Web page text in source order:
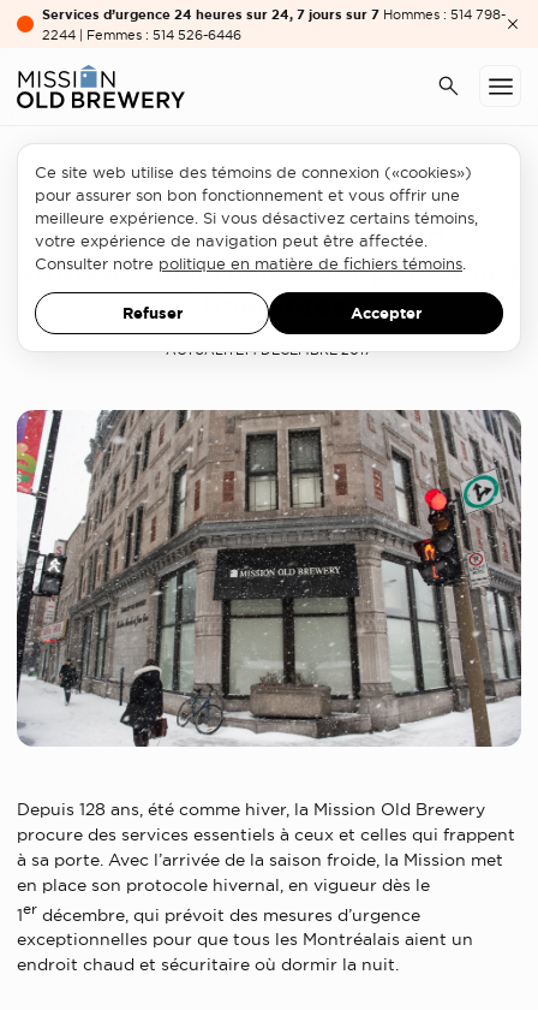
Services d’urgence 24 heures sur 24, 7 jours sur 7 Hommes : 514 798-
2244 | Femmes : 514 526-6446
Urgence
Se mettre à l’abri du froid :
stratégie hivernale pour personnes
itinérantes
ACTUALITÉ14 DÉCEMBRE 2017
Depuis 128 ans, été comme hiver, la Mission Old Brewery
procure des services essentiels à ceux et celles qui frappent
à sa porte. Avec l’arrivée de la saison froide, la Mission met
en place son protocole hivernal, en vigueur dès le
1er décembre, qui prévoit des mesures d’urgence
exceptionnelles pour que tous les Montréalais aient un
endroit chaud et sécuritaire où dormir la nuit.
Ce site web utilise des témoins de connexion («cookies»)
pour assurer son bon fonctionnement et vous offrir une
meilleure expérience. Si vous désactivez certains témoins,
votre expérience de navigation peut être affectée.
Consulter notre politique en matière de fichiers témoins
Refuser Accepter